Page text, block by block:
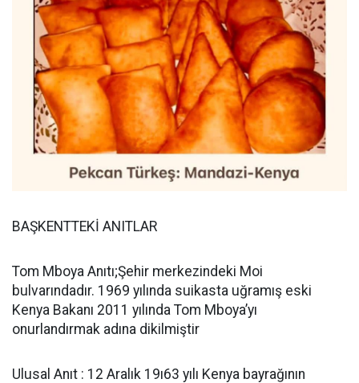
BAŞKENTTEKİ ANITLAR
Tom Mboya Anıtı;Şehir merkezindeki Moi
bulvarındadır. 1969 yılında suikasta uğramış eski
Kenya Bakanı 2011 yılında Tom Mboya’yı
onurlandırmak adına dikilmiştir
Ulusal Anıt : 12 Aralık 19ı63 yılı Kenya bayrağının